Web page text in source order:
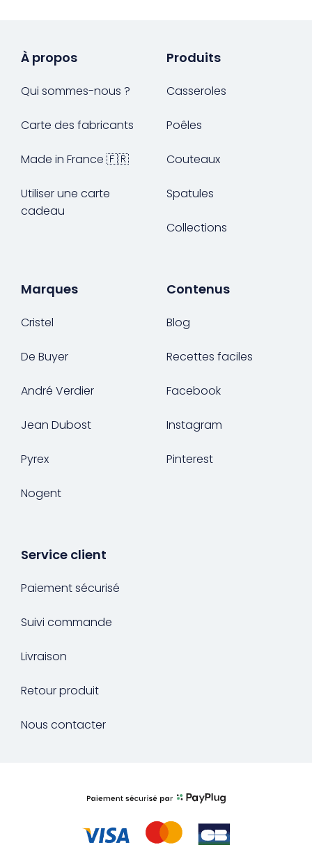
À propos
Qui sommes-nous ?
Carte des fabricants
Made in France 🇫🇷
Utiliser une carte
cadeau
Produits
Casseroles
Poêles
Couteaux
Spatules
Collections
Marques
Cristel
De Buyer
André Verdier
Jean Dubost
Pyrex
Nogent
Contenus
Blog
Recettes faciles
Facebook
Instagram
Pinterest
Service client
Paiement sécurisé
Suivi commande
Livraison
Retour produit
Nous contacter